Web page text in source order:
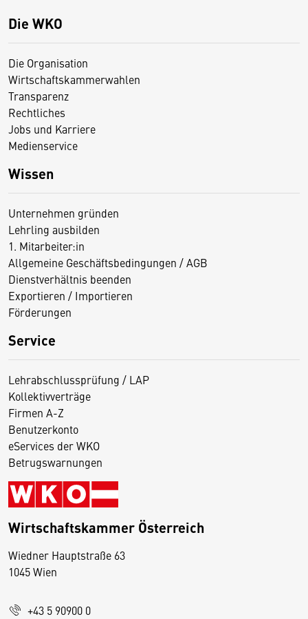
Die WKO
Die Organisation
Wirtschaftskammerwahlen
Transparenz
Rechtliches
Jobs und Karriere
Medienservice
Wissen
Unternehmen gründen
Lehrling ausbilden
1. Mitarbeiter:in
Allgemeine Geschäftsbedingungen / AGB
Dienstverhältnis beenden
Exportieren / Importieren
Förderungen
Service
Lehrabschlussprüfung / LAP
Kollektivverträge
Firmen A-Z
Benutzerkonto
eServices der WKO
Betrugswarnungen
Wirtschaftskammer Österreich
Wiedner Hauptstraße 63
1045 Wien
+43 5 90900 0
D
s